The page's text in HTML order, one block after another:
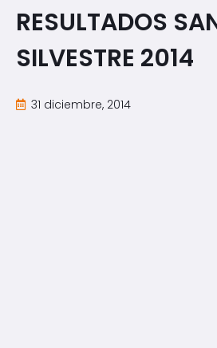
RESULTADOS
SILVESTRE 2014
31 diciembre, 2014